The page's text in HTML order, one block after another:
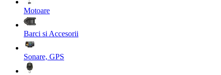
Motoare
Barci si Accesorii
Sonare, GPS